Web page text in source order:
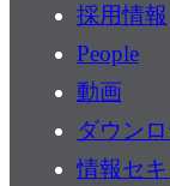
採用情報
People
動画
ダウン
情報セ